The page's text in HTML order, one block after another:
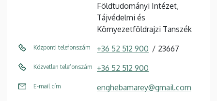
Földtudományi Intézet,
Tájvédelmi és
Környezetföldrajzi Tanszék
Központi telefonszám +36 52 512 900 23667
Közvetlen telefonszám +36 52 512 900
E-mail cím enghebamarey@gmail.com